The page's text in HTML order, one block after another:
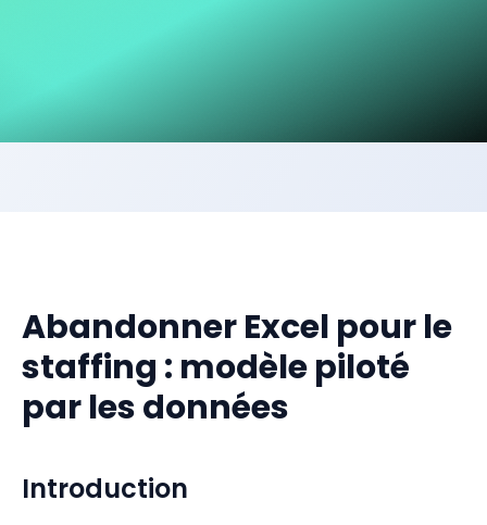
Abandonner Excel pour le
staffing : modèle piloté
par les données
Introduction